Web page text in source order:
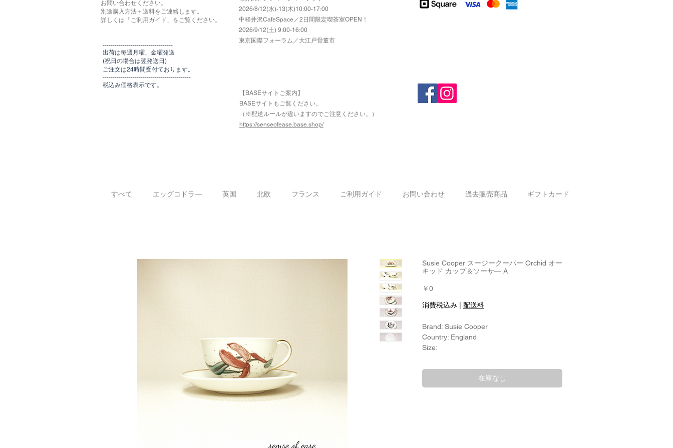
お問い合わせください。
別途購入方法＋送料をご連絡します。
​​詳しくは「ご利用ガイド」をご覧ください。
​-----------------------------------
出荷は毎週月曜、金曜発送
(祝日の場合は翌発送日)
ご注文は24時間受付ております​。
-------------------------------​-------​------
​税込み価格表示です。
2026/8/12(水)-13(木)10:00-17:00
​中軽井沢CafeSpace／2日間限定喫茶室OPEN！
2026/9/12(土) 9:00-16:00
東京国際フォーラム／大江戸骨董市
【BASEサイトご案内】
​BASEサイトもご覧ください。
（※配送ルールが違いますのでご注意ください。）
https://senseofease.base.shop/​
すべて エッグコドラ― 英国 北欧 フランス ご利用ガイド お問い合わせ 過去販売商品 ギフトカード
Susie Cooper スージークーパー Orchid オー
キッド カップ＆ソーサ― A
￥0価
格
消費税込み| 配送料
Brand: Susie Cooper
Country: England
Size:
高さ：約6.7cm
ソーサ：約14cm
Material:
在庫なし